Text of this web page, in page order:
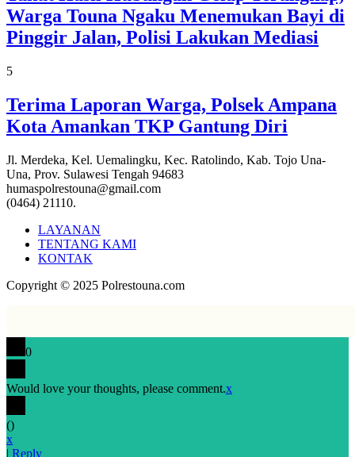
Warga Touna Ngaku Menemukan Bayi di
Pinggir Jalan, Polisi Lakukan Mediasi
5
Terima Laporan Warga, Polsek Ampana
Kota Amankan TKP Gantung Diri
Jl. Merdeka, Kel. Uemalingku, Kec. Ratolindo, Kab. Tojo Una-
Una, Prov. Sulawesi Tengah 94683
humaspolrestouna@gmail.com
(0464) 21110.
LAYANAN
TENTANG KAMI
KONTAK
Copyright © 2025 Polrestouna.com
0
Would love your thoughts, please comment.x
()
x
| Reply